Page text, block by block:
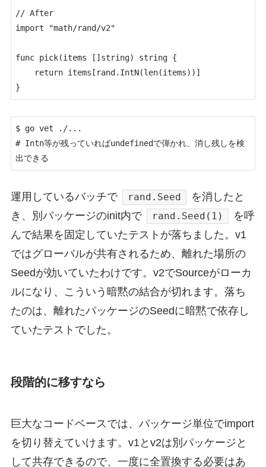
// After
import "math/rand/v2"
func pick(items []string) string {
}
$ go vet ./...
# Intn等が残っていればundefinedで弾かれ、消し残しを検
出できる
運用しているバッチで rand.Seed
を消したと
き、別パッケージのinit内で
rand.Seed(1)
を呼
んで結果を固定していたテストが落ちました。v1
ではグローバルが共有されるため、離れた場所の
Seedが効いていたわけです。v2でSourceがローカ
ルになり、こういう暗黙の結合が切れます。落ち
たのは、離れたパッケージのSeedに暗黙で依存し
ていたテストでした。
段階的に移すなら
巨大なコードベースでは、パッケージ単位でimport
を切り替えていけます。v1とv2は別パッケージと
して共存できるので、一度に全置換する必要はあ